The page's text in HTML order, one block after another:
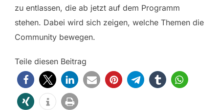
zu entlassen, die ab jetzt auf dem Programm
stehen. Dabei wird sich zeigen, welche Themen die
Community bewegen.
Teile diesen Beitrag